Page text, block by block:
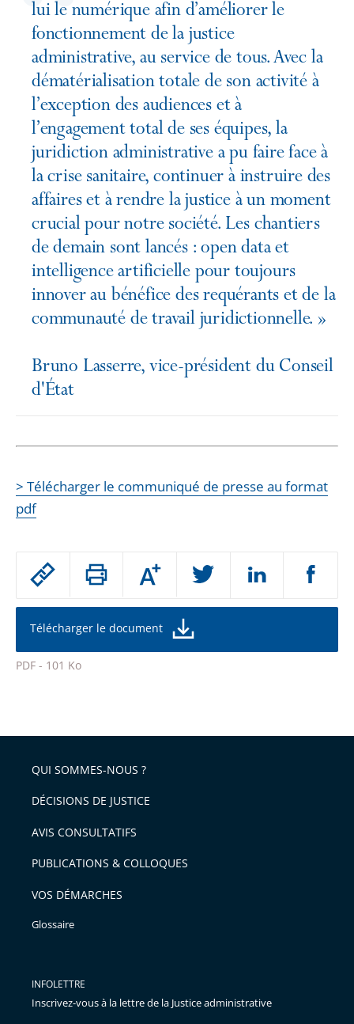
Passer
partage
de
l'article
pour
Augmenter
ou
la
de
police
Télécharger le document
PDF - 101 Ko
l'article
pour
avant
lui le numérique afin d’améliorer le
fonctionnement de la justice
administrative, au service de tous. Avec la
dématérialisation totale de son activité à
l’exception des audiences et à
l’engagement total de ses équipes, la
juridiction administrative a pu faire face à
la crise sanitaire, continuer à instruire des
affaires et à rendre la justice à un moment
crucial pour notre société. Les chantiers
de demain sont lancés : open data et
intelligence artificielle pour toujours
innover au bénéfice des requérants et de la
communauté de travail juridictionnelle. »
Bruno Lasserre, vice-président du Conseil
d'État
> Télécharger le communiqué de presse au format
pdf
QUI SOMMES-NOUS ?
DÉCISIONS DE JUSTICE
AVIS CONSULTATIFS
PUBLICATIONS & COLLOQUES
VOS DÉMARCHES
Glossaire
INFOLETTRE
Inscrivez-vous à la lettre de la Justice administrative